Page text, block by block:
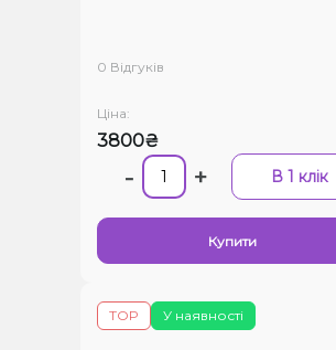
0 Відгуків
Ціна:
3800₴
- + В 1 клік
Купити
У наявності
TOP